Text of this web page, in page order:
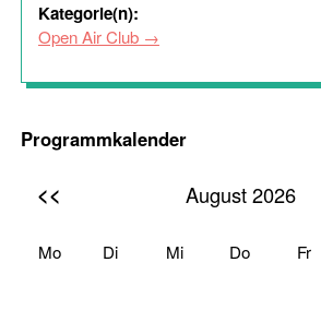
Kategorie(n):
Open Air Club
Programmkalender
<< August 2026
Mo Di Mi Do Fr